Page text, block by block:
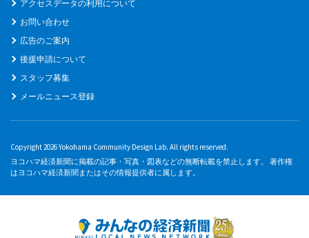
アクセスデータの利用について
お問い合わせ
広告のご案内
後援申請について
スタッフ募集
メールニュース登録
Copyright 2026 Yokohama Community Design Lab. All rights reserved.
ヨコハマ経済新聞に掲載の記事・写真・図表などの無断転載を禁止します。 著作権
はヨコハマ経済新聞またはその情報提供者に属します。